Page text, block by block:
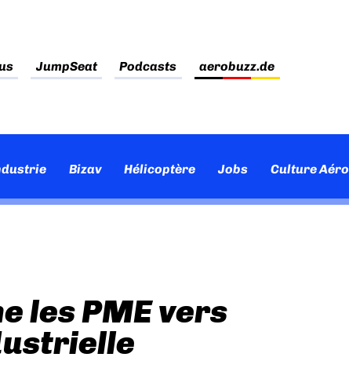
JumpSeat Podcasts aerobuzz.de
Bizav Hélicoptère Jobs Culture Aéro
les PME vers